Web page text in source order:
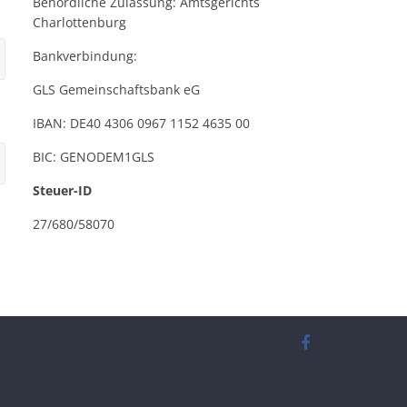
Charlottenburg
Bankverbindung:
GLS Gemeinschaftsbank eG
IBAN: DE40 4306 0967 1152 4635 00
BIC: GENODEM1GLS
Steuer-ID
27/680/58070